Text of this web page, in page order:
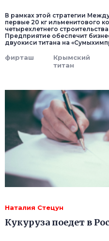
В рамках этой стратегии
первые 20 кг ильменитового
четырехлетнего
Предприятие обеспечит
двуокиси титана на
фирташ
Крымский
титан
Наталия Стецун
Кукуруза поедет в